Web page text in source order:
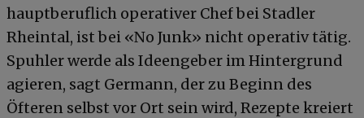
hauptberuflich operativer Chef bei Stadler
Rheintal, ist bei «No Junk» nicht operativ tätig.
Spuhler werde als Ideengeber im Hintergrund
agieren, sagt Germann, der zu Beginn des
Öfteren selbst vor Ort sein wird, Rezepte kreiert